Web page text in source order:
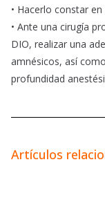
• Hacerlo constar
• Ante una cirugía
DIO, realizar una
amnésicos, así
profundidad
Artículos